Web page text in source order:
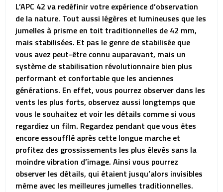
L’APC 42 va redéfinir votre expérience d’observation
de la nature. Tout aussi légères et lumineuses que les
jumelles à prisme en toit traditionnelles de 42 mm,
mais stabilisées. Et pas le genre de stabilisée que
vous avez peut-être connu auparavant, mais un
système de stabilisation révolutionnaire bien plus
performant et confortable que les anciennes
générations. En effet, vous pourrez observer dans les
vents les plus forts, observez aussi longtemps que
vous le souhaitez et voir les détails comme si vous
regardiez un film. Regardez pendant que vous êtes
encore essoufflé après cette longue marche et
profitez des grossissements les plus élevés sans la
moindre vibration d’image. Ainsi vous pourrez
observer les détails, qui étaient jusqu’alors invisibles
même avec les meilleures jumelles traditionnelles.